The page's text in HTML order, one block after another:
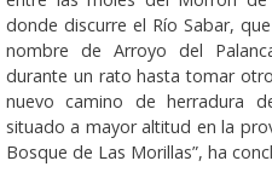
donde discurre el Río Sabar,
nombre de Arroyo del
durante un rato hasta tomar
nuevo camino de herradura
situado a mayor altitud en la
Bosque de Las Morillas”, ha